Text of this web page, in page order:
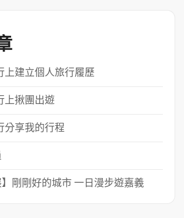
上建立個人旅行履歷
上揪團出遊
分享我的行程
】剛剛好的城市 一日漫步遊嘉義